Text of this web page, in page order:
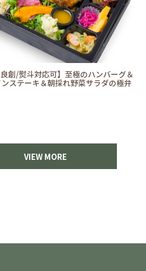
良創/熨斗対応可】至極のハンバーグ＆
ステーキ＆朝採れ野菜サラダの極弁
VIEW MORE